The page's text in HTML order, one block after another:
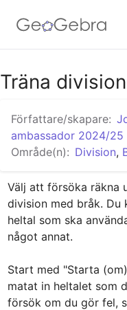
Google
GeoGebra
Träna
Författare/skapare:
ambassador 2024/25
Område(n): Division,
Välj att försöka räkna
division med bråk. Du
heltal som ska
något annat.
Start med "Starta
matat in heltalet som
försök om du gör fel,